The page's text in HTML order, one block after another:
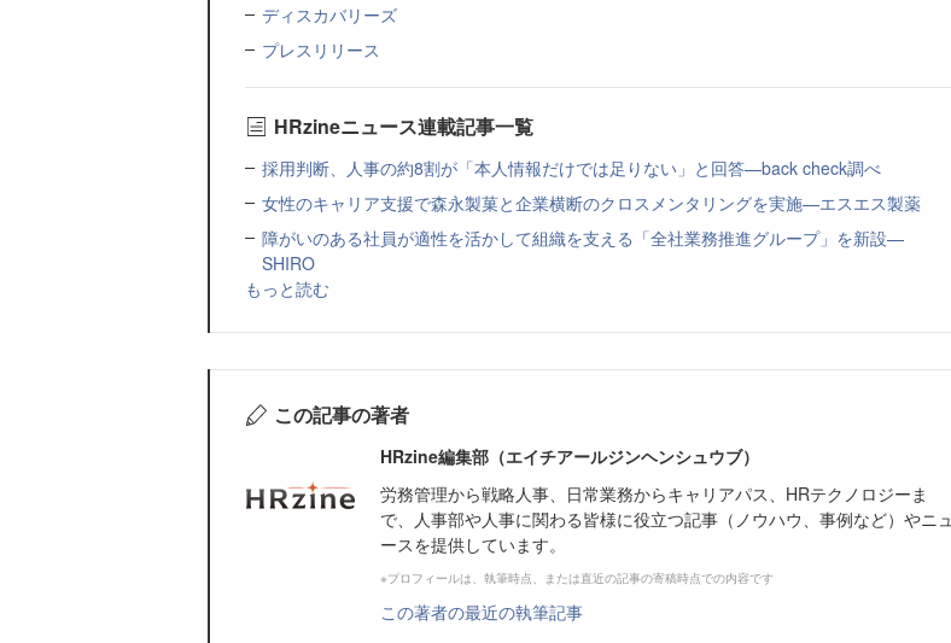
ディスカバリーズ
プレスリリース
HRzineニュース連載記事一覧
採用判断、人事の約8割が「本人情報だけでは足りない」と回答—back check調べ
女性のキャリア支援で森永製菓と企業横断のクロスメンタリングを実施—エスエス製薬
障がいのある社員が適性を活かして組織を支える「全社業務推進グループ」を新設—
SHIRO
もっと読む
この記事の著者
HRzine編集部（エイチアールジンヘンシュウブ）
労務管理から戦略人事、日常業務からキャリアパス、HRテクノロジーま
で、人事部や人事に関わる皆様に役立つ記事（ノウハウ、事例など）やニュ
ースを提供しています。
※プロフィールは、執筆時点、または直近の記事の寄稿時点での内容です
この著者の最近の執筆記事